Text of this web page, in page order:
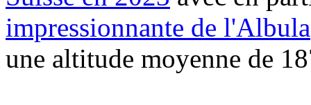
impressionnante de l'Albula
une altitude moyenne de